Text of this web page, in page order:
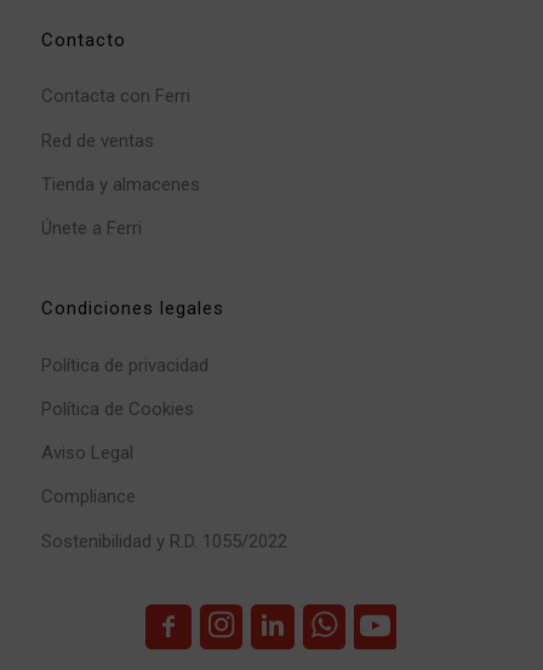
Contacto
Contacta con Ferri
Red de ventas
Tienda y almacenes
Únete a Ferri
Condiciones legales
Política de privacidad
Política de Cookies
Aviso Legal
Compliance
Sostenibilidad y R.D. 1055/2022